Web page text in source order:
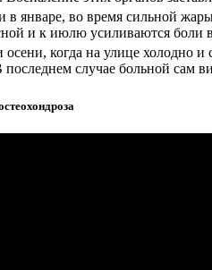
январе, во время сильной
и к июлю усиливаются боли
осени, когда на улице холодно
случае больной сам